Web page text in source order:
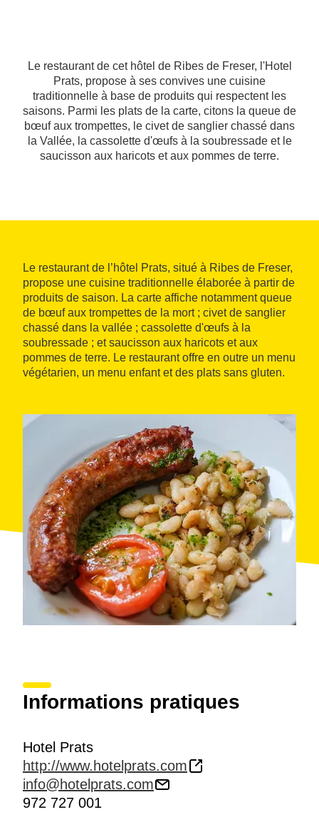
Le restaurant de cet hôtel de Ribes de Freser, l'Hotel
Prats, propose à ses convives une cuisine
traditionnelle à base de produits qui respectent les
saisons. Parmi les plats de la carte, citons la queue de
bœuf aux trompettes, le civet de sanglier chassé dans
la Vallée, la cassolette d'œufs à la soubressade et le
saucisson aux haricots et aux pommes de terre.
Le restaurant de l’hôtel Prats, situé à Ribes de Freser,
propose une cuisine traditionnelle élaborée à partir de
produits de saison. La carte affiche notamment queue
de bœuf aux trompettes de la mort ; civet de sanglier
chassé dans la vallée ; cassolette d'œufs à la
soubressade ; et saucisson aux haricots et aux
pommes de terre. Le restaurant offre en outre un menu
végétarien, un menu enfant et des plats sans gluten.
Informations pratiques
Hotel Prats
http://www.hotelprats.com
info@hotelprats.com
972 727 001